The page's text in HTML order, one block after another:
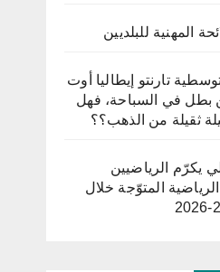
المهنية للبلديين
تارنتو إيطاليا أوت
بطل في السباحة، فهل
ثقيلة من الذهب؟؟
يكرّم الرياضيين
المتوّجة خلال